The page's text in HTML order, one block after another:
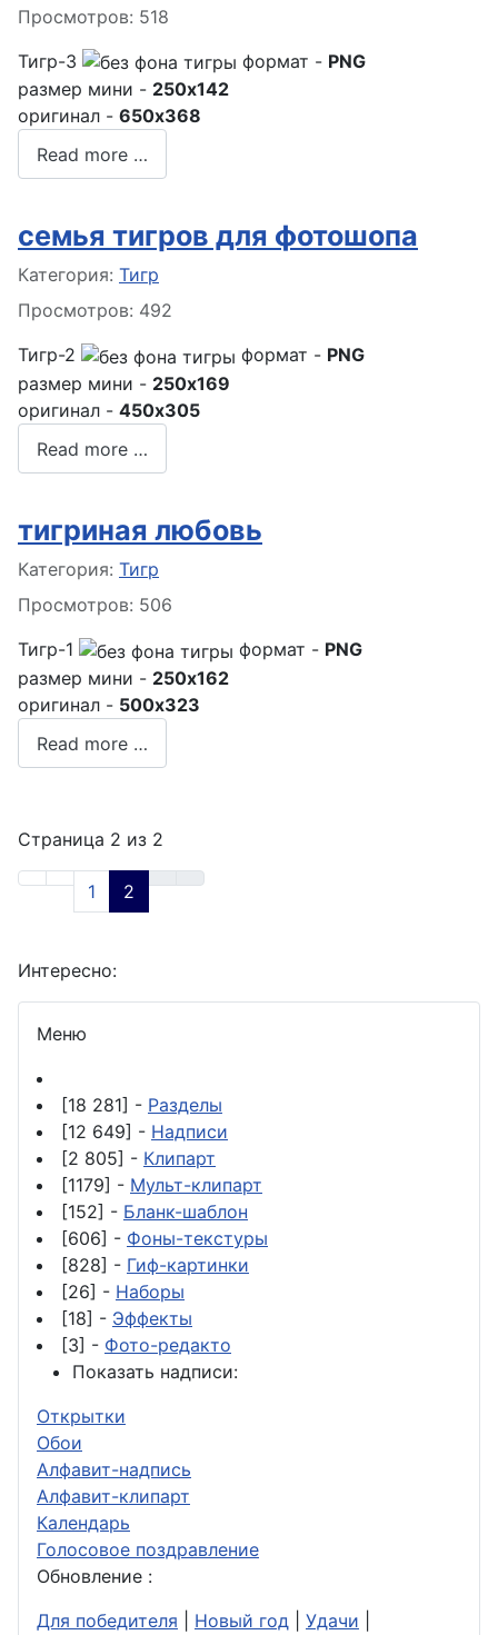
Просмотров: 518
Тигр-3
формат - PNG
размер мини - 250x142
оригинал - 650x368
Read more …
семья тигров для фотошопа
Информация о материале
Категория: Тигр
Просмотров: 492
Тигр-2
формат - PNG
размер мини - 250x169
оригинал - 450x305
Read more …
тигриная любовь
Информация о материале
Категория: Тигр
Просмотров: 506
Тигр-1
формат - PNG
размер мини - 250x162
оригинал - 500x323
Read more …
Страница 2 из 2
1 2
Интересно:
Меню
[18 281] - Разделы
[12 649] - Надписи
[2 805] - Клипарт
[1179] - Мульт-клипарт
[152] - Бланк-шаблон
[606] - Фоны-текстуры
[828] - Гиф-картинки
[26] - Наборы
[18] - Эффекты
[3] - Фото-редакто
Показать надписи:
Открытки
Обои
Алфавит-надпись
Алфавит-клипарт
Календарь
Голосовое поздравление
Обновление :
Для победителя
Новый год Удачи